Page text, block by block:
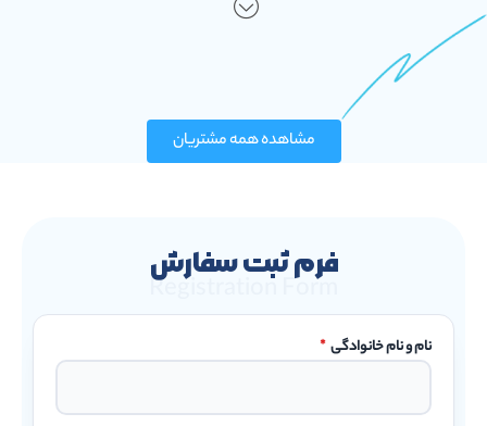
مشاهده همه مشتریان
فرم ثبت سفارش
Registration Form
نام و نام خانوادگی *